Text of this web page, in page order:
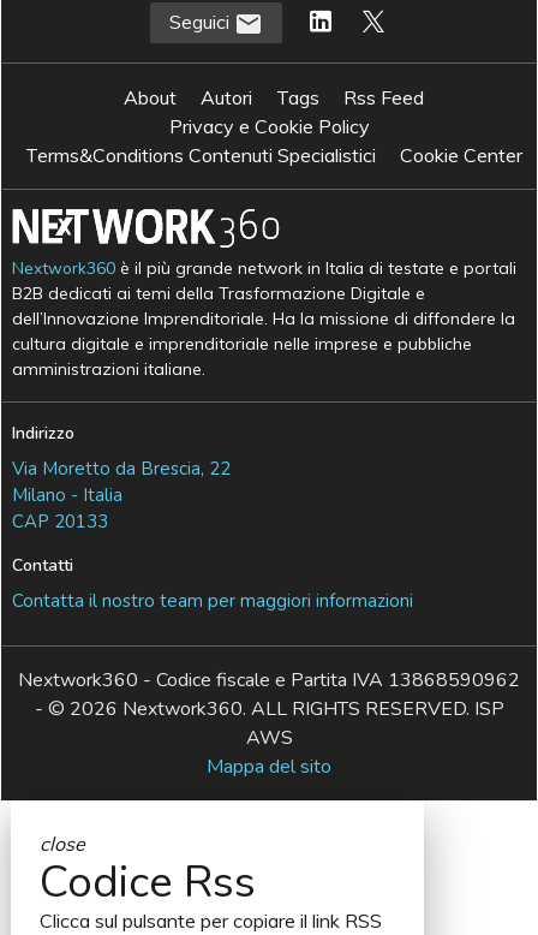
Seguici
About Autori Tags
Rss Feed
Privacy e Cookie Policy
Terms&Conditions Contenuti Specialistici
Cookie Center
Nextwork360 è il più grande network in Italia di testate e portali
B2B dedicati ai temi della Trasformazione Digitale e
dell’Innovazione Imprenditoriale. Ha la missione di diffondere la
cultura digitale e imprenditoriale nelle imprese e pubbliche
amministrazioni italiane.
Indirizzo
Via Moretto da Brescia, 22
Milano - Italia
CAP 20133
Contatti
Contatta il nostro team per maggiori informazioni
Nextwork360 - Codice fiscale e Partita IVA 13868590962
- © 2026 Nextwork360. ALL RIGHTS RESERVED. ISP
AWS
Mappa del sito
close
Codice Rss
Clicca sul pulsante per copiare il link RSS